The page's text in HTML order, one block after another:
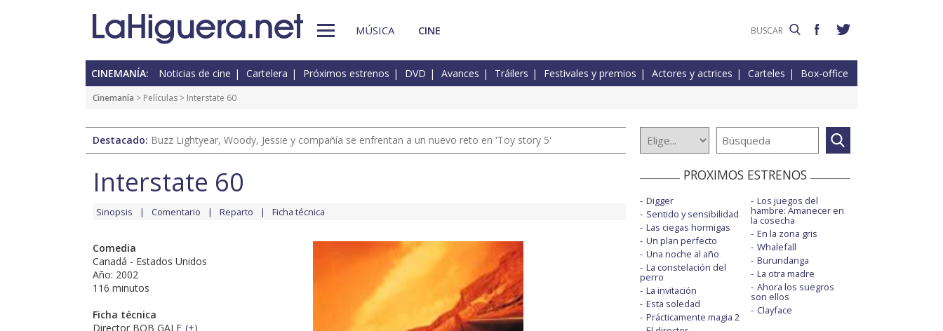
MÚSICA CINE
CINEMANÍA: Noticias de cine Cartelera Próximos estrenos DVD Avances Tráilers Festivales y premios Actores y actrices Carteles Box-office
Cinemanía > Películas > Interstate 60
Destacado: Buzz Lightyear, Woody, Jessie y compañía se enfrentan a un nuevo reto en 'Toy story 5'
Interstate 60
Sinopsis Comentario Reparto Ficha técnica
Comedia
Canadá - Estados Unidos
Año: 2002
116 minutos
Ficha técnica
Director BOB GALE (+)
PROXIMOS ESTRENOS
Digger
Sentido y sensibilidad
Las ciegas hormigas
Un plan perfecto
Una noche al año
La constelación del
perro
La invitación
Esta soledad
Prácticamente magia 2
Los juegos del
hambre: Amanecer en
la cosecha
En la zona gris
Whalefall
Burundanga
La otra madre
Ahora los suegros
son ellos
Clayface